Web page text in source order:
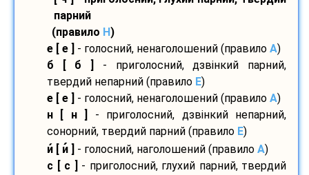
парний
(правило H)
е [ е ]
- голосний, ненаголошений (правило A)
б [ б ]
- приголосний, дзвінкий парний,
твердий непарний (правило E)
е [ е ]
- голосний, ненаголошений (правило A)
н [ н ]
- приголосний, дзвінкий непарний,
сонорний, твердий парний (правило E)
и [ и - голосний, наголошений (правило A)
с [ с ]
- приголосний, глухий парний, твердий